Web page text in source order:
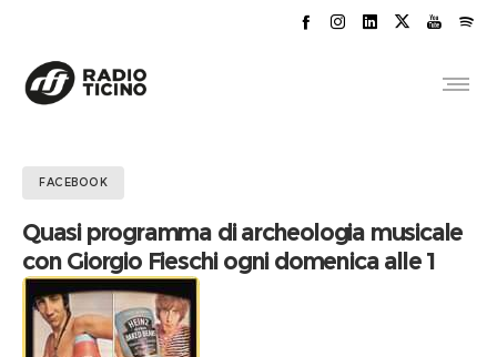
FACEBOOK
Quasi programma di archeologia musicale
con Giorgio Fieschi ogni domenica alle 1